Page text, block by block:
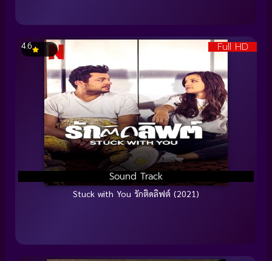
Full HD
Sound Track
4.6
Stuck with You รักติดลิฟต์ (2021)